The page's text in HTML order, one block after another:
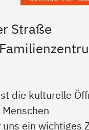
Straße
die kulturelle
ein wichtiges